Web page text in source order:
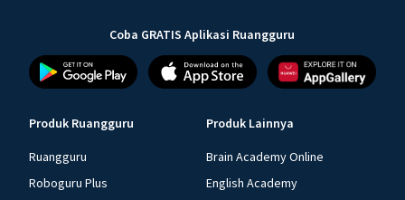
Coba GRATIS Aplikasi Ruangguru
Produk Ruangguru
Ruangguru
Roboguru Plus
Produk Lainnya
Brain Academy Online
English Academy